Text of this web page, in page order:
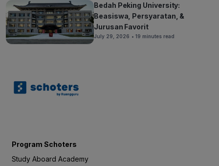
Bedah Peking University:
Beasiswa, Persyaratan, &
Jurusan Favorit
July 29, 2026 • 19 minutes read
Program Schoters
Study Aboard Academy